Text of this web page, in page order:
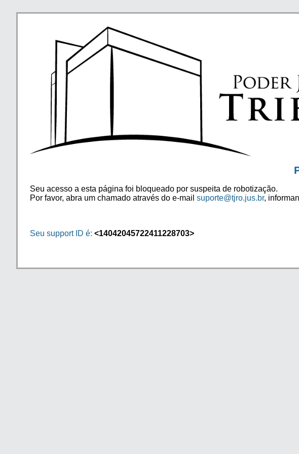
Seu acesso a esta página foi bloqueado por suspeita de robotização.
Por favor, abra um chamado através do e-mail suporte@tjro.jus.br,
Seu support ID é: <14042045722411228703>